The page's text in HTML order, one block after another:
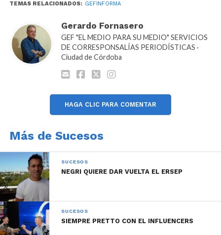
capacitando para estas situaciones” le dijo Garay a
GEF Informa.
Audio: Agente Francisco Garay (Policía de Córdoba).
Reproductor
TEMAS RELACIONADOS: GEFINFORMA
Gerardo Fornasero
GEF "EL MEDIO PARA SU MEDIO" SERVICIOS
DE CORRESPONSALÍAS PERIODÍSTICAS ·
Ciudad de Córdoba
HAGA CLIC PARA COMENTAR
Más de Sucesos
SUCESOS
NEGRI QUIERE DAR VUELTA EL ERSEP
SUCESOS
SIEMPRE PRETTO CON EL INFLUENCERS